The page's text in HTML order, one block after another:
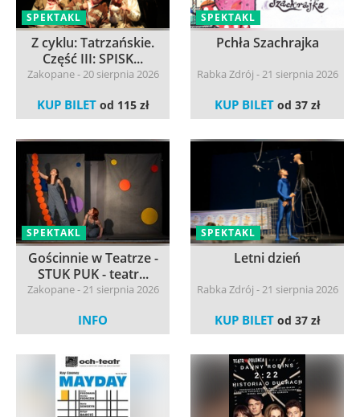
SPEKTAKL
Z cyklu: Tatrzańskie.
Część III: SPISK...
Zakopane - 20 sierpnia 2026
KUP BILET od 115 zł
SPEKTAKL
Pchła Szachrajka
Rabka Zdrój - 21 sierpnia 2026
KUP BILET od 37 zł
SPEKTAKL
Gościnnie w Teatrze -
STUK PUK - teatr...
Zakopane - 21 sierpnia 2026
INFO
SPEKTAKL
Letni dzień
Rabka Zdrój - 21 sierpnia 2026
KUP BILET od 37 zł